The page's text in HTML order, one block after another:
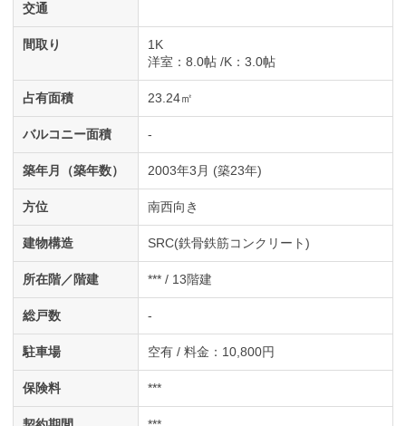
交通
間取り
1K
洋室 ：8.0帖 K ：3.0帖
占有面積 23.24㎡
バルコニー面積 -
築年月（築年数） 2003年3月 (築23年)
方位 南西向き
建物構造 SRC(鉄骨鉄筋コンクリート)
所在階／階建 *** / 13階建
総戸数 -
駐車場 空有 / 料金：10,800円
保険料 ***